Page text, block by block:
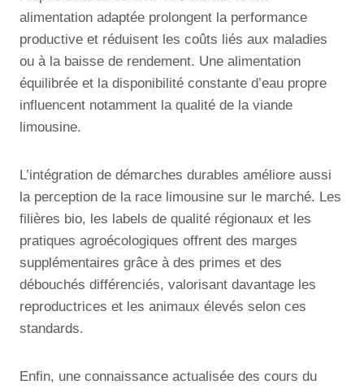
alimentation adaptée prolongent la performance
productive et réduisent les coûts liés aux maladies
ou à la baisse de rendement. Une alimentation
équilibrée et la disponibilité constante d’eau propre
influencent notamment la qualité de la viande
limousine.
L’intégration de démarches durables améliore aussi
la perception de la race limousine sur le marché. Les
filières bio, les labels de qualité régionaux et les
pratiques agroécologiques offrent des marges
supplémentaires grâce à des primes et des
débouchés différenciés, valorisant davantage les
reproductrices et les animaux élevés selon ces
standards.
Enfin, une connaissance actualisée des cours du